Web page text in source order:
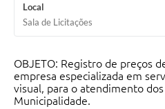
Local
Sala de Licitações
OBJETO: Registro de preços
empresa especializada em
visual, para o atendimento
Municipalidade.